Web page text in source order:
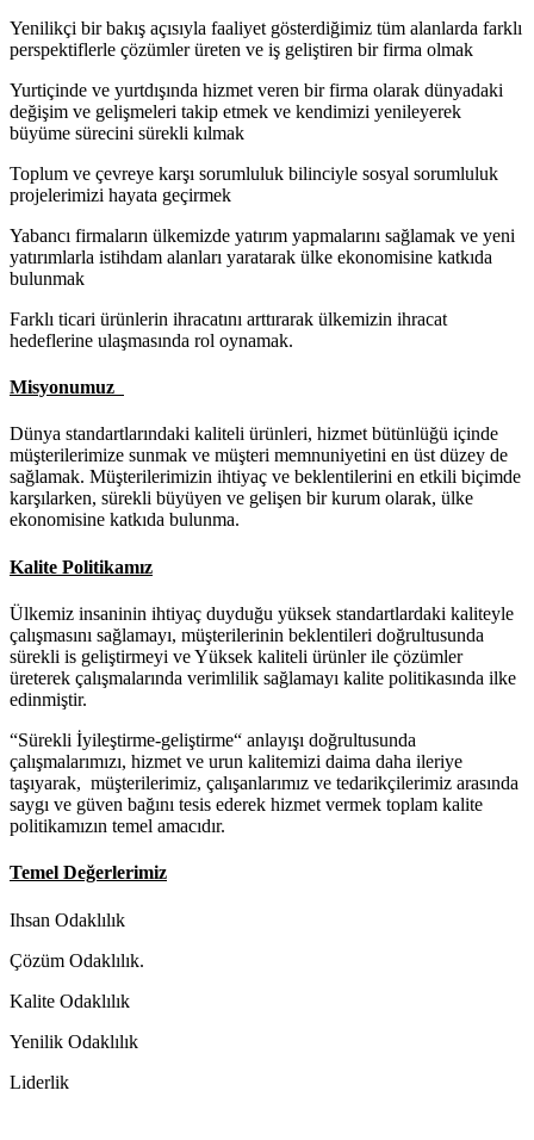
Yenilikçi bir bakış açısıyla faaliyet gösterdiğimiz tüm alanlarda farklı
perspektiflerle çözümler üreten ve iş geliştiren bir firma olmak
Yurtiçinde ve yurtdışında hizmet veren bir firma olarak dünyadaki
değişim ve gelişmeleri takip etmek ve kendimizi yenileyerek
büyüme sürecini sürekli kılmak
Toplum ve çevreye karşı sorumluluk bilinciyle sosyal sorumluluk
projelerimizi hayata geçirmek
Yabancı firmaların ülkemizde yatırım yapmalarını sağlamak ve yeni
yatırımlarla istihdam alanları yaratarak ülke ekonomisine katkıda
bulunmak
Farklı ticari ürünlerin ihracatını arttırarak ülkemizin ihracat
hedeflerine ulaşmasında rol oynamak.
Misyonumuz
Dünya standartlarındaki kaliteli ürünleri, hizmet bütünlüğü içinde
müşterilerimize sunmak ve müşteri memnuniyetini en üst düzey de
sağlamak. Müşterilerimizin ihtiyaç ve beklentilerini en etkili biçimde
karşılarken, sürekli büyüyen ve gelişen bir kurum olarak, ülke
ekonomisine katkıda bulunma.
Kalite Politikamız
Ülkemiz insaninin ihtiyaç duyduğu yüksek standartlardaki kaliteyle
çalışmasını sağlamayı, müşterilerinin beklentileri doğrultusunda
sürekli is geliştirmeyi ve Yüksek kaliteli ürünler ile çözümler
üreterek çalışmalarında verimlilik sağlamayı kalite politikasında ilke
edinmiştir.
“Sürekli İyileştirme-geliştirme“ anlayışı doğrultusunda
çalışmalarımızı, hizmet ve urun kalitemizi daima daha ileriye
taşıyarak, müşterilerimiz, çalışanlarımız ve tedarikçilerimiz arasında
saygı ve güven bağını tesis ederek hizmet vermek toplam kalite
politikamızın temel amacıdır.
Temel Değerlerimiz
Ihsan Odaklılık
Çözüm Odaklılık.
Kalite Odaklılık
Yenilik Odaklılık
Liderlik